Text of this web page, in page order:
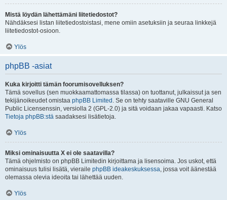
Mistä löydän lähettämäni liitetiedostot?
Nähdäksesi listan liitetiedostoistasi, mene omiin asetuksiin ja seuraa linkkejä
liitetiedostot-osioon.
Ylös
phpBB -asiat
Kuka kirjoitti tämän foorumisovelluksen?
Tämä sovellus (sen muokkaamattomassa tilassa) on tuottanut, julkaissut ja sen
tekijänoikeudet omistaa phpBB Limited . Se on tehty saataville GNU General
Public Licensenssin, versiolla 2 (GPL-2.0) ja sitä voidaan jakaa vapaasti. Katso
Tietoja phpBB:stä saadaksesi lisätietoja.
Ylös
Miksi ominaisuutta X ei ole saatavilla?
Tämä ohjelmisto on phpBB Limitedin kirjoittama ja lisensoima. Jos uskot, että
ominaisuus tulisi lisätä, vieraile phpBB ideakeskuksessa, jossa voit äänestää
olemassa olevia ideoita tai lähettää uuden.
Ylös